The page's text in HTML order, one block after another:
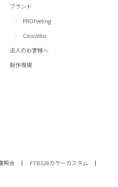
ブランド
- PROFeeling
- CrossWos
法人のお客様へ
制作現場
照会 FTB328カラーカスタム